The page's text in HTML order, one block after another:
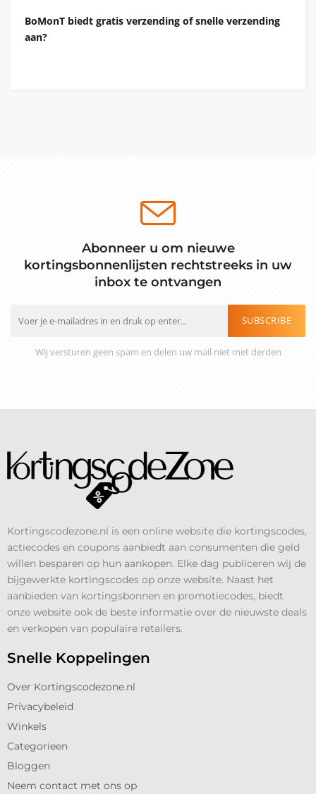
BoMonT biedt gratis verzending of snelle verzending
aan?
Abonneer u om nieuwe
kortingsbonnenlijsten rechtstreeks in uw
inbox te ontvangen
SUBSCRIBE
Wij versturen geen spam en delen uw mail niet met derden
Kortingscodezone.nl is een online website die kortingscodes,
actiecodes en coupons aanbiedt aan consumenten die geld
willen besparen op hun aankopen. Elke dag publiceren wij de
bijgewerkte kortingscodes op onze website. Naast het
aanbieden van kortingsbonnen en promotiecodes, biedt
onze website ook de beste informatie over de nieuwste deals
en verkopen van populaire retailers.
Snelle Koppelingen
Over Kortingscodezone.nl
Privacybeleid
Winkels
Categorieen
Bloggen
Neem contact met ons op